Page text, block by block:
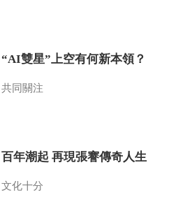
“AI雙星”上空有何新本領？
共同關注
百年潮起 再現張謇傳奇人生
文化十分